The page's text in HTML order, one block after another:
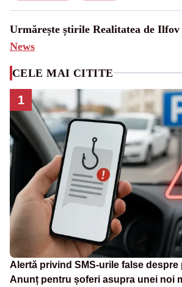
Urmărește știrile Realitatea de Ilfov
News
CELE MAI CITITE
1
Alertă privind SMS-urile false despre
Anunț pentru șoferi asupra unei noi